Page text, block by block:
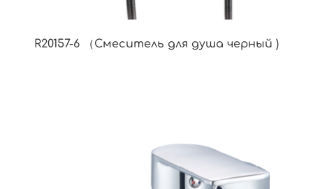
R20157-6 （Смеситель для душа черный )